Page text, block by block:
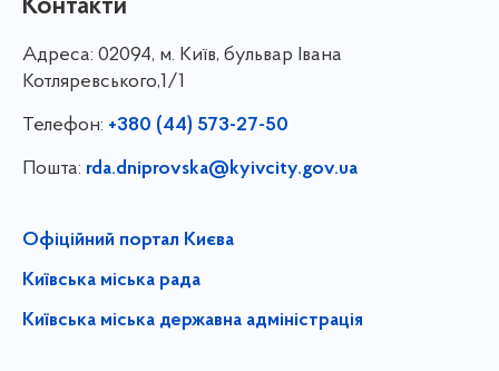
Контакти
Адреса: 02094, м. Київ, бульвар Івана
Котляревського,1/1
Телефон: +380 (44) 573-27-50
Пошта: rda.dniprovska@kyivcity.gov.ua
Офіційний портал Києва
Київська міська рада
Київська міська державна адміністрація